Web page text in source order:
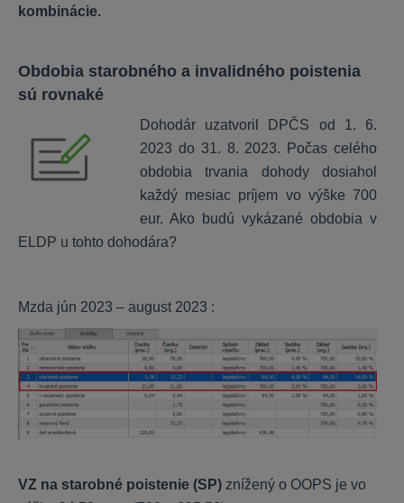
Nastavenie zamestnanca
Voliteľné položky a výnimky
Spracovanie dochádzky
Tlačové zostavy
HR systém
Práca s kartou zamestnanca
Práca so šanónmi
Personálne dotazníky
ALFA plus
kombinácie.
Obdobia starobného a invalidného poistenia
sú rovnaké
Dohodár uzatvoril DPČS od 1. 6.
2023 do 31. 8. 2023. Počas celého
obdobia trvania dohody dosiahol
každý mesiac príjem vo výške 700
eur. Ako budú vykázané obdobia v
ELDP u tohto dohodára?
Mzda jún 2023 – august 2023 :
VZ na starobné poistenie (SP) znížený o OOPS je vo